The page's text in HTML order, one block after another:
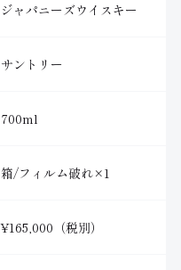
ジャパニーズウイスキー
サントリー
700ml
箱/フィルム破れ×1
¥165,000（税別）